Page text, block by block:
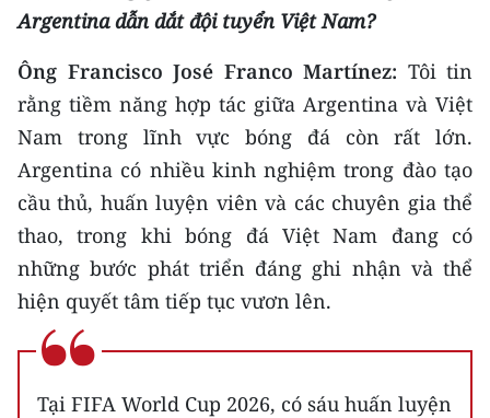
Argentina dẫn dắt đội tuyển Việt Nam?
Ông Francisco José Franco Martínez: Tôi tin
rằng tiềm năng hợp tác giữa Argentina và Việt
Nam trong lĩnh vực bóng đá còn rất lớn.
Argentina có nhiều kinh nghiệm trong đào tạo
cầu thủ, huấn luyện viên và các chuyên gia thể
thao, trong khi bóng đá Việt Nam đang có
những bước phát triển đáng ghi nhận và thể
hiện quyết tâm tiếp tục vươn lên.
Tại FIFA World Cup 2026, có sáu huấn luyện